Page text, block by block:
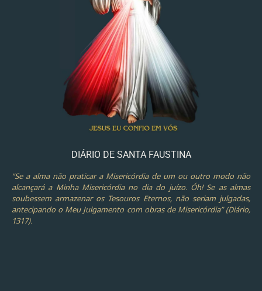
DIÁRIO DE SANTA FAUSTINA
“Se a alma não praticar a Misericórdia de um ou outro modo não
alcançará a Minha Misericórdia no dia do juízo. Óh! Se as almas
soubessem armazenar os Tesouros Eternos, não seriam julgadas,
antecipando o Meu Julgamento com obras de Misericórdia” (Diário,
1317).